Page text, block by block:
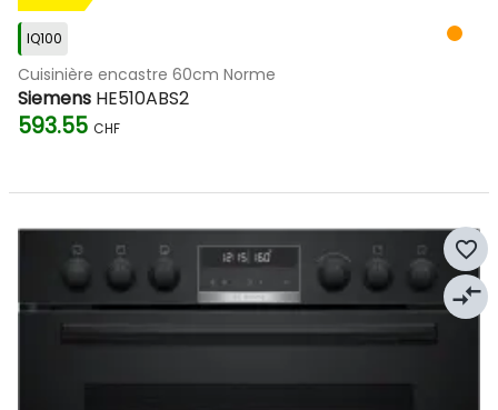
IQ100
Cuisinière encastre 60cm Norme
Siemens HE510ABS2
593.55 CHF
favorite_border
compare_arrows